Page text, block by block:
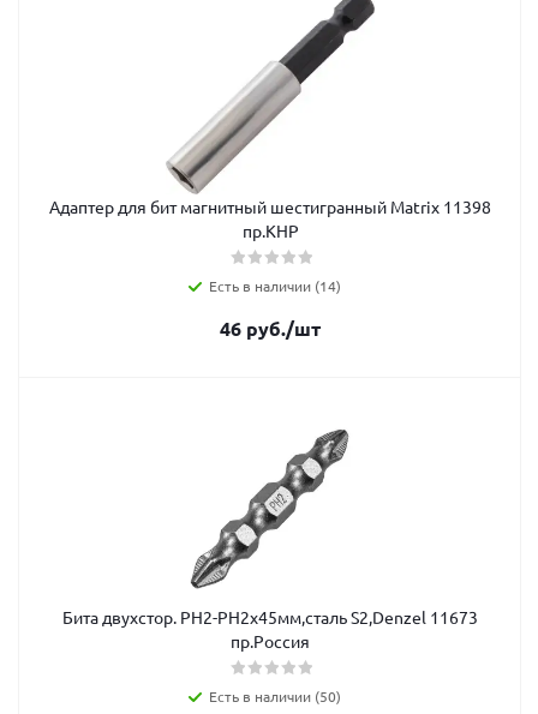
Адаптер для бит магнитный шестигранный Matrix 11398
пр.КНР
Есть в наличии (14)
46 руб./шт
Бита двухстор. РH2-PH2х45мм,сталь S2,Denzel 11673
пр.Россия
Есть в наличии (50)